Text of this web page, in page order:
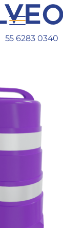
55 6283 0340